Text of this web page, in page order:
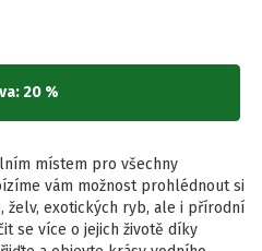
20 %
místem pro všechny
vám možnost prohlédnout si
želv, exotických ryb, ale i přírodní
se více o jejich životě díky